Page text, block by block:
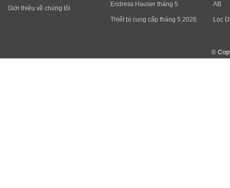
Giới thiệu về chúng tôi
Endress Hauser tháng 5
Thiết bị cung cấp tháng 5 2026
AB
Lọc
©